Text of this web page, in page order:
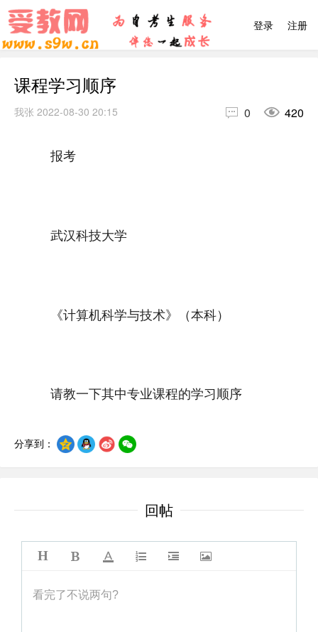
登录 注册
课程学习顺序
我张 2022-08-30 20:15  0  420
报考
武汉科技大学
《计算机科学与技术》（本科）
请教一下其中专业课程的学习顺序
分享到：
回帖
看完了不说两句?